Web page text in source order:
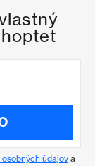
údajova